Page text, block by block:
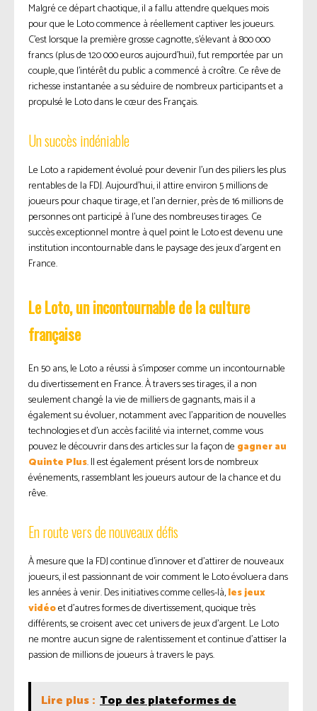
Malgré ce départ chaotique, il a fallu attendre quelques mois
pour que le Loto commence à réellement captiver les joueurs.
C’est lorsque la première grosse cagnotte, s’élevant à 800 000
francs (plus de 120 000 euros aujourd’hui), fut remportée par un
couple, que l’intérêt du public a commencé à croître. Ce rêve de
richesse instantanée a su séduire de nombreux participants et a
propulsé le Loto dans le cœur des Français.
Un succès indéniable
Le Loto a rapidement évolué pour devenir l’un des piliers les plus
rentables de la FDJ. Aujourd’hui, il attire environ 5 millions de
joueurs pour chaque tirage, et l’an dernier, près de 16 millions de
personnes ont participé à l’une des nombreuses tirages. Ce
succès exceptionnel montre à quel point le Loto est devenu une
institution incontournable dans le paysage des jeux d’argent en
France.
Le Loto, un incontournable de la culture
française
En 50 ans, le Loto a réussi à s’imposer comme un incontournable
du divertissement en France. À travers ses tirages, il a non
seulement changé la vie de milliers de gagnants, mais il a
également su évoluer, notamment avec l’apparition de nouvelles
technologies et d’un accès facilité via internet, comme vous
pouvez le découvrir dans des articles sur la façon de gagner au
Quinte Plus. Il est également présent lors de nombreux
événements, rassemblant les joueurs autour de la chance et du
rêve.
En route vers de nouveaux défis
À mesure que la FDJ continue d’innover et d’attirer de nouveaux
joueurs, il est passionnant de voir comment le Loto évoluera dans
les années à venir. Des initiatives comme celles-là,les jeux
vidéoet d’autres formes de divertissement, quoique très
différents, se croisent avec cet univers de jeux d’argent. Le Loto
ne montre aucun signe de ralentissement et continue d’attiser la
passion de millions de joueurs à travers le pays.
Lire plus : Top des plateformes de